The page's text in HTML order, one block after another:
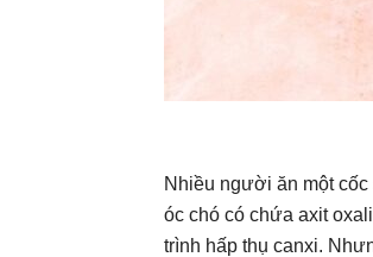
Nhiều người ăn một
óc chó có chứa axit
trình hấp thụ canxi.